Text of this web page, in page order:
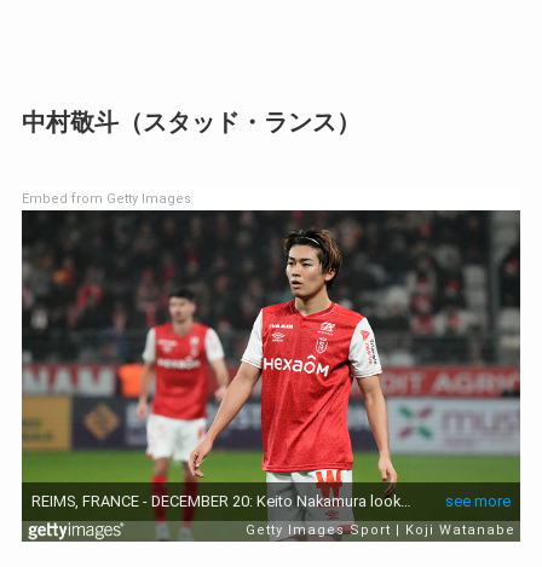
中村敬斗（スタッド・ランス）
Embed from Getty Images